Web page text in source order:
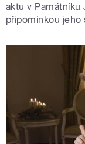
aktu v Památníku
připomínkou jeho